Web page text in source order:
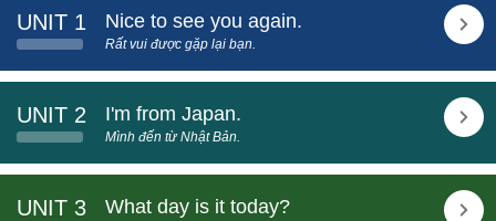
UNIT 1 Nice to see you again.
Rất vui được gặp lại bạn.
UNIT 2 I'm from Japan.
Mình đến từ Nhật Bản.
UNIT 3 What day is it today?